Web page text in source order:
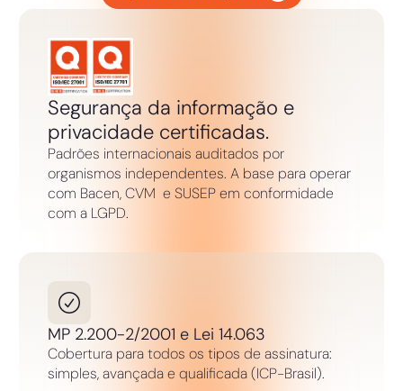
Segurança da informação e
privacidade certificadas.
Padrões internacionais auditados por
organismos independentes. A base para operar
com Bacen, CVM e SUSEP em conformidade
com a LGPD.
MP 2.200-2/2001 e Lei 14.063
Cobertura para todos os tipos de assinatura:
simples, avançada e qualificada (ICP-Brasil).